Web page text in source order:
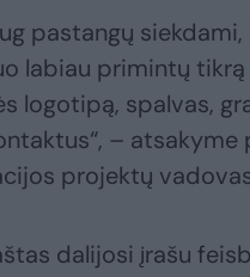
pastangų
labiau primintų
logotipą, spalvas,
– atsakyme
projektų
dalijosi įrašu